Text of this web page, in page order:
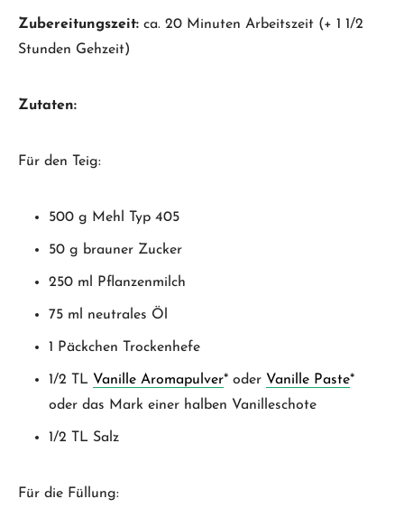
Zubereitungszeit: ca. 20 Minuten Arbeitszeit (+ 1 1/2
Stunden Gehzeit)
Zutaten:
Für den Teig:
500 g Mehl Typ 405
50 g brauner Zucker
250 ml Pflanzenmilch
75 ml neutrales Öl
1 Päckchen Trockenhefe
1/2 TL Vanille Aromapulver* oder Vanille Paste*
oder das Mark einer halben Vanilleschote
1/2 TL Salz
Für die Füllung: